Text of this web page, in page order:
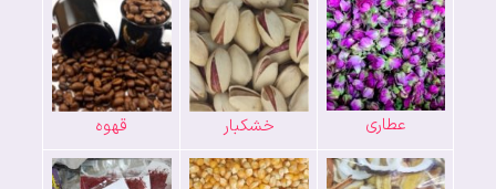
عطاری خشکبار قهوه